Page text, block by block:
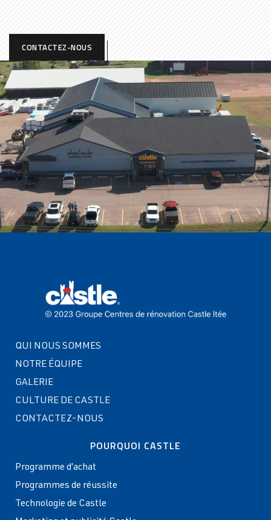
CONTACTEZ-NOUS
QUI NOUS SOMMES
NOTRE ÉQUIPE
GALERIE
CULTURE DE CASTLE
CONTACTEZ-NOUS
POURQUOI CASTLE
Programme d’achat
Programmes de réussite
Technologie de Castle